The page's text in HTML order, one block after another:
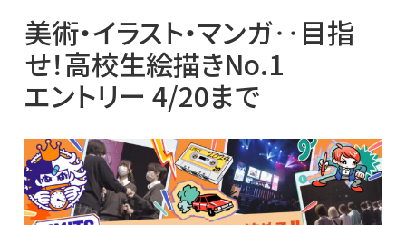
美術・イラスト・マンガ‥目指
せ！高校生絵描きNo.1
エントリー 4/20まで